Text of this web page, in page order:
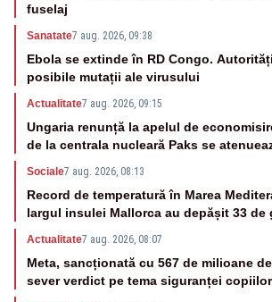
fuselaj
Sanatate7 aug. 2026, 09:38
Ebola se extinde în RD Congo.
posibile mutații ale virusului
Actualitate7 aug. 2026, 09:15
Ungaria renunță la apelul de
de la centrala nucleară Paks se
Sociale7 aug. 2026, 08:13
Record de temperatură în Marea
largul insulei Mallorca au depășit 33 de
Actualitate7 aug. 2026, 08:07
Meta, sancționată cu 567 de milioane
sever verdict pe tema siguranței copiilor